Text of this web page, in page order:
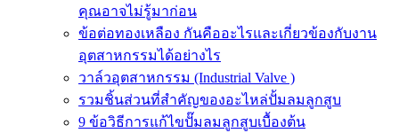
คุณอาจไม่รู้มาก่อน
ข้อต่อทองเหลือง กันคืออะไรและเกี่ยวข้องกับงาน
อุตสาหกรรมได้อย่างไร
วาล์วอุตสาหกรรม (Industrial Valve )
รวมชิ้นส่วนที่สำคัญของอะไหล่ปั้มลมลูกสูบ
9 ข้อวิธีการแก้ไขปั๊มลมลูกสูบเบื้องต้น